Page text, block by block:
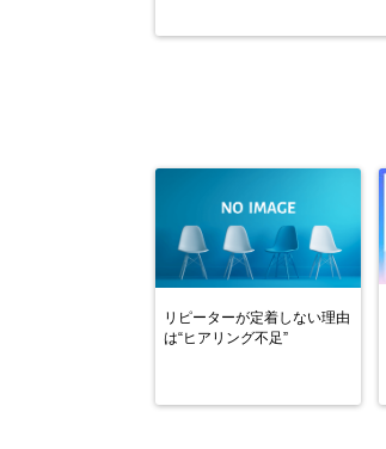
リピーターが定着しない理由
は“ヒアリング不足”